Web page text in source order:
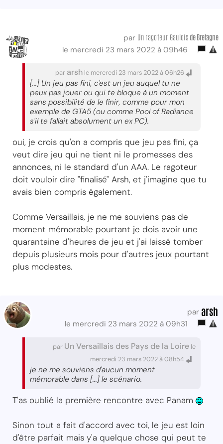
par Un ragoteur Gaulois de Bretagne
le mercredi 23 mars 2022 à 09h46
par arsh le mercredi 23 mars 2022 à 06h26
[...] Un jeu pas fini, c'est un jeu auquel tu ne
peux pas jouer ou qui te bloque à un moment
sans possibilité de le finir, comme pour mon
exemple de GTA5 (ou comme Pool of Radiance
s'il te fallait absolument un ex PC).
oui, je crois qu'on a compris que jeu pas fini, ça
veut dire jeu qui ne tient ni le promesses des
annonces, ni le standard d'un AAA. Le ragoteur
doit vouloir dire "finalisé" Arsh, et j'imagine que tu
avais bien compris également.
Comme Versaillais, je ne me souviens pas de
moment mémorable pourtant je dois avoir une
quarantaine d'heures de jeu et j'ai laissé tomber
depuis plusieurs mois pour d'autres jeux pourtant
plus modestes.
par arsh
le mercredi 23 mars 2022 à 09h31
par Un Versaillais des Pays de la Loire le
mercredi 23 mars 2022 à 08h54
je ne me souviens d'aucun moment
mémorable dans [...] le scénario.
T'as oublié la première rencontre avec Panam
Sinon tout a fait d'accord avec toi, le jeu est loin
d'être parfait mais y'a quelque chose qui peut te